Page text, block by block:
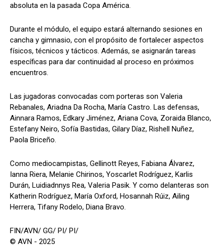
absoluta en la pasada Copa América.
Durante el módulo, el equipo estará alternando sesiones en
cancha y gimnasio, con el propósito de fortalecer aspectos
físicos, técnicos y tácticos. Además, se asignarán tareas
específicas para dar continuidad al proceso en próximos
encuentros.
Las jugadoras convocadas com porteras son Valeria
Rebanales, Ariadna Da Rocha, María Castro. Las defensas,
Ainnara Ramos, Edkary Jiménez, Ariana Cova, Zoraida Blanco,
Estefany Neiro, Sofía Bastidas, Gilary Díaz, Rishell Nuñez,
Paola Briceño.
Como mediocampistas, Gellinott Reyes, Fabiana Álvarez,
Ianna Riera, Melanie Chirinos, Yoscarlet Rodríguez, Karlis
Durán, Luidiadnnys Rea, Valeria Pasik. Y como delanteras son
Katherin Rodríguez, María Oxford, Hosannah Rúiz, Ailing
Herrera, Tifany Rodelo, Diana Bravo.
FIN/AVN/ GG/ PI/ PI/
© AVN - 2025